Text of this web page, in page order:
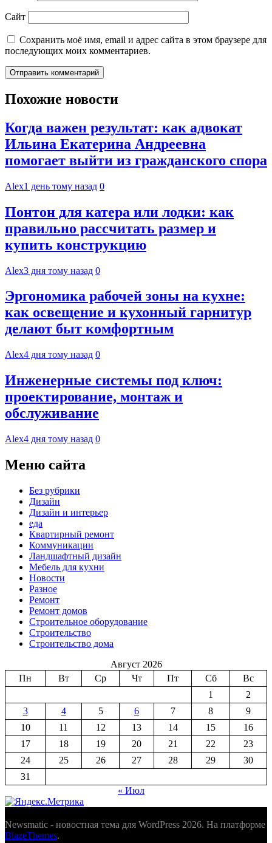
Сайт
Сохранить моё имя, email и адрес сайта в этом браузере для
последующих моих комментариев.
Похожие новости
Когда важен результат: как адвокат
Ильина Екатерина Андреевна
помогает выйти из гражданского спора
Alex1 день тому назад 0
Понтон для катера или лодки: как
правильно рассчитать размер и
купить конструкцию
Alex3 дня тому назад 0
Эргономика рабочей зоны на кухне:
как освещение и кухонный гарнитур
делают быт комфортным
Alex4 дня тому назад 0
Инженерные системы под ключ:
проектирование, монтаж и
обслуживание
Alex4 дня тому назад 0
Меню сайта
Без рубрики
Дизайн
Дизайн и интерьер
еда
Квартирный ремонт
Коммуникации
Ландшафтный дизайн
Мебель для кухни
Новости
Разное
Ремонт
Ремонт домов
Строительное оборудование
Строительство
Строительство дома
Август 2026
Пн
Вт Ср Чт Пт Сб
Вс
1
2
3
4 5 6 7 8
9
10
11 12 13 14 15
16
17
18 19 20 21 22
23
24
25 26 27 28 29
30
31
« Июл
Newsmatic - новостная тема для WordPress 2026. На платформе
BlazeThemes.